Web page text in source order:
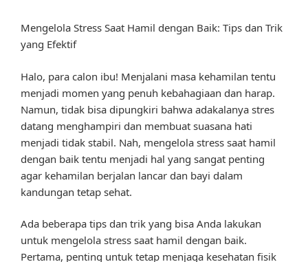
Mengelola Stress Saat Hamil dengan Baik: Tips dan Trik
yang Efektif
Halo, para calon ibu! Menjalani masa kehamilan tentu
menjadi momen yang penuh kebahagiaan dan harap.
Namun, tidak bisa dipungkiri bahwa adakalanya stres
datang menghampiri dan membuat suasana hati
menjadi tidak stabil. Nah, mengelola stress saat hamil
dengan baik tentu menjadi hal yang sangat penting
agar kehamilan berjalan lancar dan bayi dalam
kandungan tetap sehat.
Ada beberapa tips dan trik yang bisa Anda lakukan
untuk mengelola stress saat hamil dengan baik.
Pertama, penting untuk tetap menjaga kesehatan fisik